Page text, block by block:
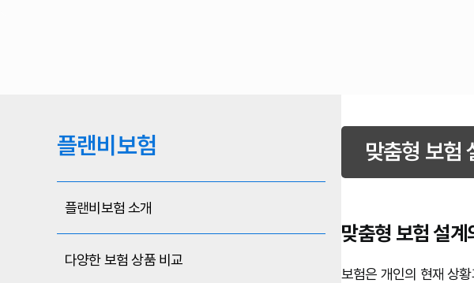
플랜비보험
플랜비보험 소개
다양한 보험 상품 비교
맞춤형 보험
맞춤형 보험 설계
보험은 개인의 현재 상